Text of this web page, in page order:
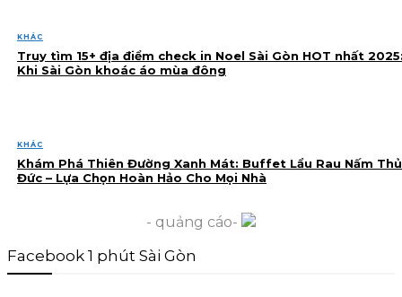
KHÁC
Truy tìm 15+ địa điểm check in Noel Sài Gòn HOT nhất
Khi Sài Gòn khoác áo mùa đông
KHÁC
Khám Phá Thiên Đường Xanh Mát: Buffet Lẩu Rau Nấm Thủ
Đức – Lựa Chọn Hoàn Hảo Cho Mọi Nhà
- quảng cáo-
Facebook 1 phút Sài Gòn